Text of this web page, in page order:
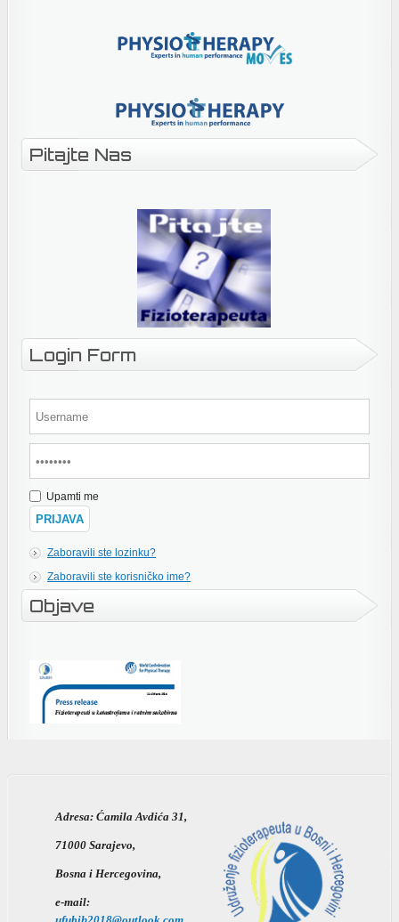
Pitajte Nas
Login Form
Upamti me
Zaboravili ste lozinku?
Zaboravili ste korisničko ime?
Objave
Adresa: Ćamila Avdića 31,
71000 Sarajevo,
Bosna i Hercegovina,
e-mail: